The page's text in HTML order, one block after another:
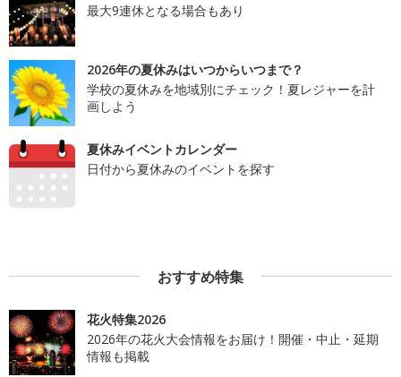
最大9連休となる場合もあり
2026年の夏休みはいつからいつまで？
学校の夏休みを地域別にチェック！夏レジャーを計
画しよう
夏休みイベントカレンダー
日付から夏休みのイベントを探す
おすすめ特集
花火特集2026
2026年の花火大会情報をお届け！開催・中止・延期
情報も掲載